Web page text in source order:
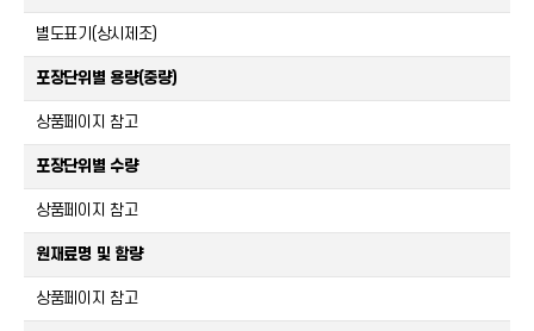
별도표기(상시제조)
포장단위별 용량(중량)
상품페이지 참고
포장단위별 수량
상품페이지 참고
원재료명 및 함량
상품페이지 참고